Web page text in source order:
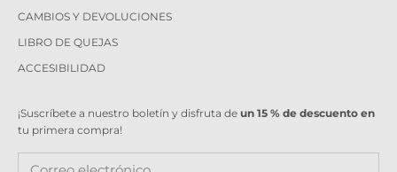
CAMBIOS Y DEVOLUCIONES
LIBRO DE QUEJAS
ACCESIBILIDAD
¡Suscríbete a nuestro boletín y disfruta de un 15 % de descuento en
tu primera compra!